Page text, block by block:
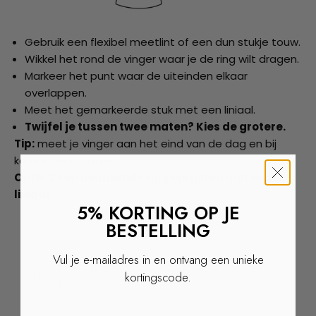
Gebruik een flexibel meetlint of een dun stukje touw.
Wikkel het rond de vinger waar je de ring wilt dragen.
Markeer het punt waar de uiteinden elkaar
overlappen.
Meet het gemarkeerde stuk met een liniaal.
Twijfel je tussen twee maten? Kies de grotere.
Tip:meet je vinger aan het eind van de dag en bij
kamertemperatuur.
Optie 2. Een bestaande ring opmeten met een
liniaal.
5% KORTING OP JE
BESTELLING
Vul je e-mailadres in en ontvang een unieke
kortingscode.